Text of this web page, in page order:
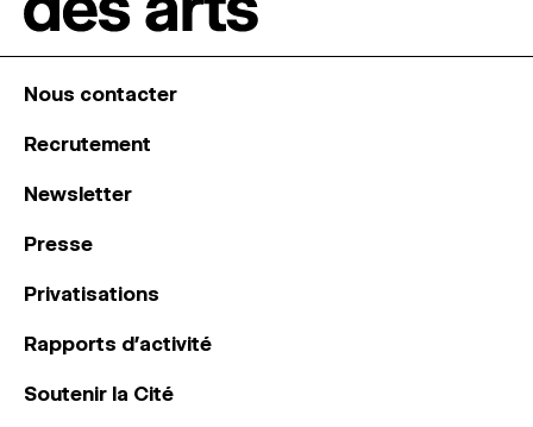
Nous contacter
Recrutement
Newsletter
Presse
Privatisations
Rapports d’activité
Soutenir la Cité